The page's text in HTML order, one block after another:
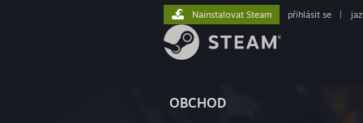
OBCHOD
Nainstalovat Steam přihlásit se